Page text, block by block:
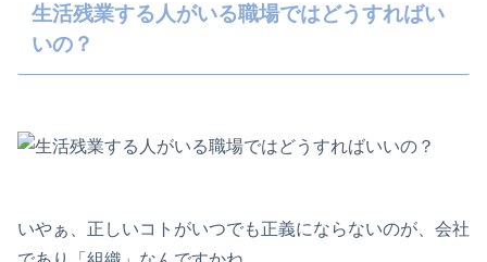
生活残業する人がいる職場ではどうすればい
いの？
いやぁ、正しいコトがいつでも正義にならないのが、会社